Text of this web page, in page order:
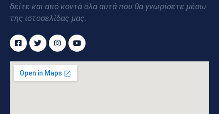
δείτε και από κοντά όλα αυτά που θα γνωρίσετε μέσω
της ιστοσελίδας μας.